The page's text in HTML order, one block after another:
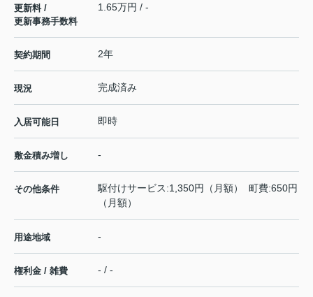
更新料 /
更新事務手数料
1.65万円 / -
契約期間 2年
現況 完成済み
入居可能日 即時
敷金積み増し -
その他条件
駆付けサービス:1,350円（月額） 町費:650円
（月額）
用途地域 -
権利金 / 雑費 - / -